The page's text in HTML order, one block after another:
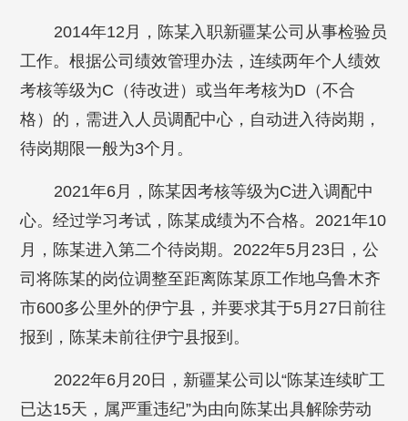
2014年12月，陈某入职新疆某公司从事检验员
工作。根据公司绩效管理办法，连续两年个人绩效
考核等级为C（待改进）或当年考核为D（不合
格）的，需进入人员调配中心，自动进入待岗期，
待岗期限一般为3个月。
2021年6月，陈某因考核等级为C进入调配中
心。经过学习考试，陈某成绩为不合格。2021年10
月，陈某进入第二个待岗期。2022年5月23日，公
司将陈某的岗位调整至距离陈某原工作地乌鲁木齐
市600多公里外的伊宁县，并要求其于5月27日前往
报到，陈某未前往伊宁县报到。
2022年6月20日，新疆某公司以“陈某连续旷工
已达15天，属严重违纪”为由向陈某出具解除劳动